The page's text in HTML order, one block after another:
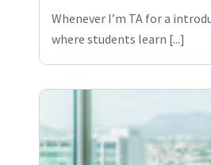
Whenever I’m TA for a
where students learn [...]